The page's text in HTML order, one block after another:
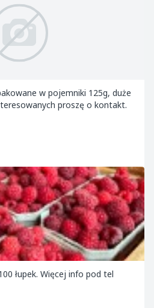
w pojemniki 125g, duże
proszę o kontakt.
łupek. Więcej info pod tel